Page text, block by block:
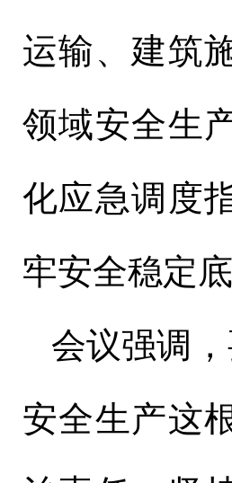
运输、建筑
领域安全生
化应急调度
牢安全稳定底
会议强调
安全生产这